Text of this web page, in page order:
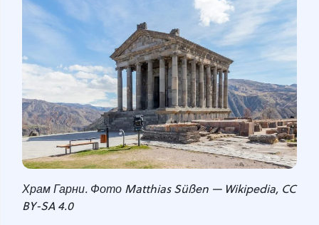
Храм Гарни. Фото Matthias Süßen — Wikipedia, CC
BY-SA 4.0